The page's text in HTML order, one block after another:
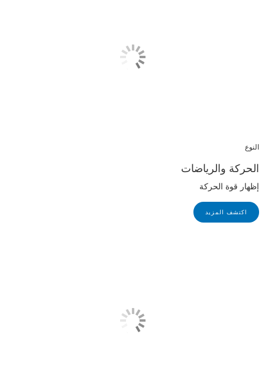
النوع
الحركة والرياضات
إظهار قوة الحركة
اكتشف المزيد